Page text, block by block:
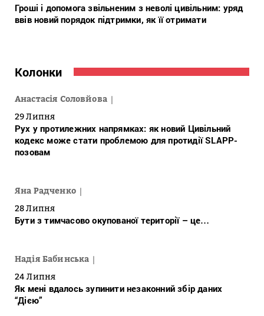
Гроші і допомога звільненим з неволі цивільним: уряд
ввів новий порядок підтримки, як її отримати
Колонки
Анастасія Соловйова
29 Липня
Рух у протилежних напрямках: як новий Цивільний
кодекс може стати проблемою для протидії SLAPP-
позовам
Яна Радченко
28 Липня
Бути з тимчасово окупованої території – це…
Надія Бабинська
24 Липня
Як мені вдалось зупинити незаконний збір даних
“Дією”